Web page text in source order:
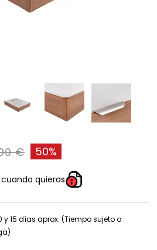
€ 50%
quieras
y 15 días aprox. (Tiempo sujeto a